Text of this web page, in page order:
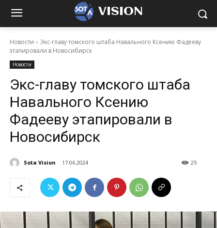
VISION
Новости
Экс-главу томского штаба Навального Ксению Фадееву
этапировали в Новосибирск
Новости
Экс-главу томского штаба
Навального Ксению
Фадееву этапировали в
Новосибирск
Sota Vision 17.06.2024 25